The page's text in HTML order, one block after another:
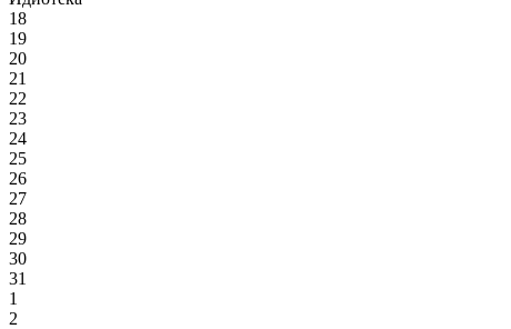
18
19
20
21
22
23
24
25
26
27
28
29
30
31
1
2